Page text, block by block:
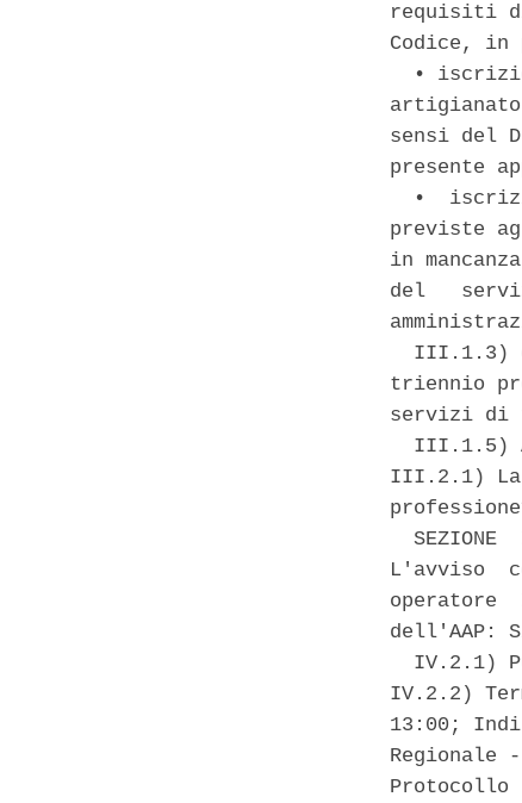
requisiti
Codice,
•
sensi del
presente
•
previste
in
del
III.1.3)
triennio
servizi di
III.1.5)
III.2.1) La
SEZIONE
L'avviso
operatore
dell'AAP:
IV.2.1)
IV.2.2)
13:00;
Protocollo